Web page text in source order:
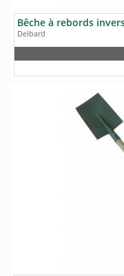
Bêche à rebords
Delbard